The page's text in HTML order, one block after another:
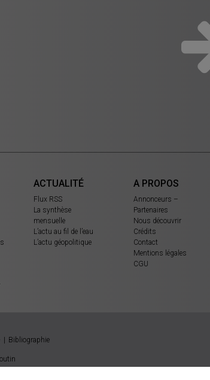
ACTUALITÉ
Flux RSS
La synthèse
mensuelle
L’actu au fil de l’eau
L’actu géopolitique
A PROPOS
Annonceurs –
Partenaires
Nous découvrir
Crédits
Contact
Mentions légales
CGU
Bibliographie